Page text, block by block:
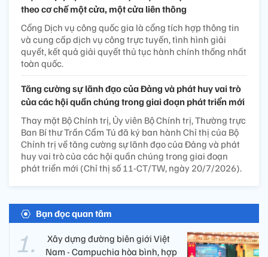
theo cơ chế một cửa, một cửa liên thông
Cổng Dịch vụ công quốc gia là cổng tích hợp thông tin
và cung cấp dịch vụ công trực tuyến, tình hình giải
quyết, kết quả giải quyết thủ tục hành chính thống nhất
toàn quốc.
Tăng cường sự lãnh đạo của Đảng và phát huy vai trò
của các hội quần chúng trong giai đoạn phát triển mới
Thay mặt Bộ Chính trị, Ủy viên Bộ Chính trị, Thường trực
Ban Bí thư Trần Cẩm Tú đã ký ban hành Chỉ thị của Bộ
Chính trị về tăng cường sự lãnh đạo của Đảng và phát
huy vai trò của các hội quần chúng trong giai đoạn
phát triển mới (Chỉ thị số 11-CT/TW, ngày 20/7/2026).
Bạn đọc quan tâm
​ Xây dựng đường biên giới Việt
Nam - Campuchia hòa bình, hợp